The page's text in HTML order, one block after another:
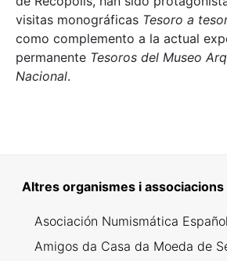
visitas monográficas Tesoro a
como complemento a la actual
permanente Tesoros del Museo
Nacional.
Altres organismes i associacions
Asociación Numismática
Amigos da Casa da Moeda de